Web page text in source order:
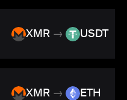
XMR → USDT
XMR → ETH